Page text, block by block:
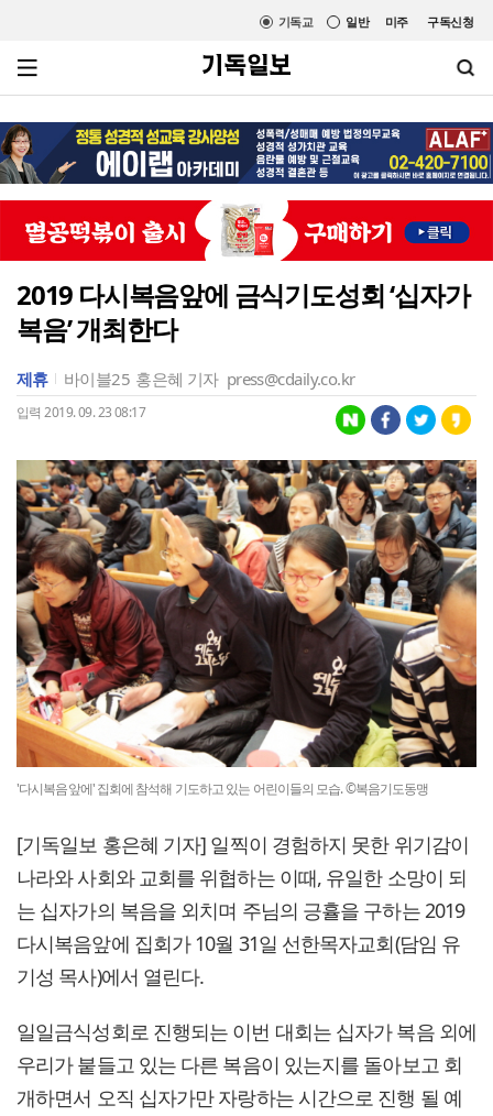
미주 구독신청
일반
기독교
2019 다시복음앞에 금식기도성회 ‘십자가
복음’ 개최한다
제휴 바이블25 홍은혜 기자 press@cdaily.co.kr
입력 2019. 09. 23 08:17
'다시복음앞에' 집회에 참석해 기도하고 있는 어린이들의 모습. ©복음기도동맹
[기독일보 홍은혜 기자] 일찍이 경험하지 못한 위기감이
나라와 사회와 교회를 위협하는 이때, 유일한 소망이 되
는 십자가의 복음을 외치며 주님의 긍휼을 구하는 2019
다시복음앞에 집회가 10월 31일 선한목자교회(담임 유
기성 목사)에서 열린다.
일일금식성회로 진행되는 이번 대회는 십자가 복음 외에
우리가 붙들고 있는 다른 복음이 있는지를 돌아보고 회
개하면서 오직 십자가만 자랑하는 시간으로 진행 될 예